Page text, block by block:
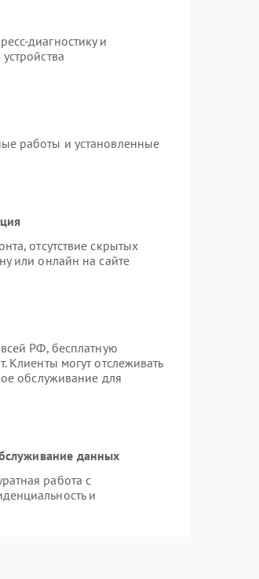
диагностику и
работы и установленные
отсутствие скрытых
или онлайн на сайте
РФ, бесплатную
Клиенты могут отслеживать
обслуживание для
данных
работа с
и